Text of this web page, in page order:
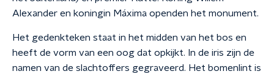
Alexander en koningin Máxima openden het monument.
Het gedenkteken staat in het midden van het bos en
heeft de vorm van een oog dat opkijkt. In de iris zijn de
namen van de slachtoffers gegraveerd. Het bomenlint is